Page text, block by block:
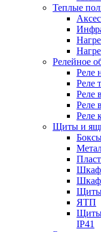
Теплые
Релейное
Реле
Реле
Реле
Реле
Реле
Щиты и
Щиты
ЯТП
Щиты
IP41